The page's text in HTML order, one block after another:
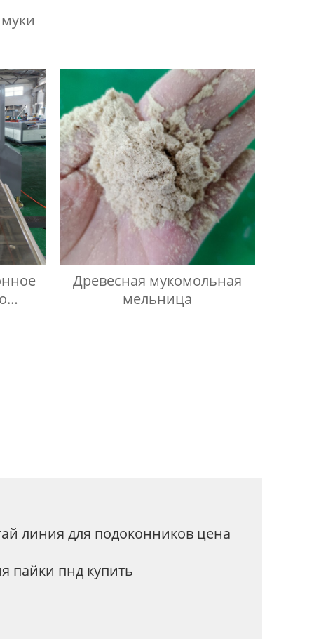
Древесная мукомольная
мельница
линия для подоконников цена
пайки пнд купить